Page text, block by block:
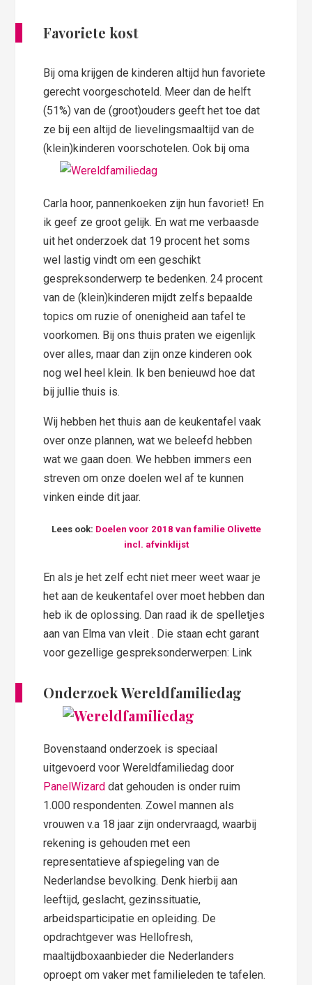
Favoriete kost
Bij oma krijgen de kinderen altijd hun favoriete
gerecht voorgeschoteld. Meer dan de helft
(51%) van de (groot)ouders geeft het toe dat
ze bij een altijd de lievelingsmaaltijd van de
(klein)kinderen voorschotelen.Ook bij oma
Carla hoor, pannenkoeken zijn hun favoriet! En
ik geef ze groot gelijk. En wat me verbaasde
uit het onderzoek dat 19 procent het soms
wel lastig vindt om een geschikt
gespreksonderwerp te bedenken. 24 procent
van de (klein)kinderen mijdt zelfs bepaalde
topics om ruzie of onenigheid aan tafel te
voorkomen. Bij ons thuis praten we eigenlijk
over alles, maar dan zijn onze kinderen ook
nog wel heel klein. Ik ben benieuwd hoe dat
bij jullie thuis is.
Wij hebben het thuis aan de keukentafel vaak
over onze plannen, wat we beleefd hebben
wat we gaan doen. We hebben immers een
streven om onze doelen wel af te kunnen
vinken einde dit jaar.
Lees ook: Doelen voor 2018 van familie Olivette
incl. afvinklijst
En als je het zelf echt niet meer weet waar je
het aan de keukentafel over moet hebben dan
heb ik de oplossing. Dan raad ik de spelletjes
aan van Elma van vleit . Die staan echt garant
voor gezellige gespreksonderwerpen: Link
Onderzoek Wereldfamiliedag
Bovenstaand onderzoek is speciaal
uitgevoerd voor Wereldfamiliedag door
PanelWizard dat gehouden is onder ruim
1.000 respondenten. Zowel mannen als
vrouwen v.a 18 jaar zijn ondervraagd, waarbij
rekening is gehouden met een
representatieve afspiegeling van de
Nederlandse bevolking. Denk hierbij aan
leeftijd, geslacht, gezinssituatie,
arbeidsparticipatie en opleiding. De
opdrachtgever was Hellofresh,
maaltijdboxaanbieder die Nederlanders
oproept om vaker met familieleden te tafelen.